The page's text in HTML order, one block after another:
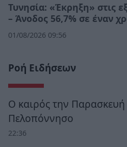
Τυνησία: «Έκρηξη» στις
– Άνοδος 56,7% σε έναν
01/08/2026 09:56
Ροή Ειδήσεων
Ο καιρός την
Πελοπόννησο
22:36